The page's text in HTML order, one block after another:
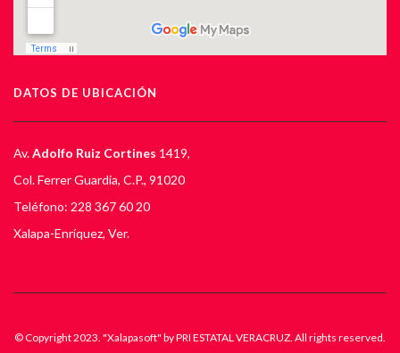
DATOS DE UBICACIÓN
Av.Adolfo Ruiz Cortines 1419,
Col. Ferrer Guardia, C.P., 91020
Teléfono: 228 367 60 20
Xalapa-Enríquez, Ver.
© Copyright 2023. "Xalapasoft" by PRI ESTATAL VERACRUZ. All rights reserved.